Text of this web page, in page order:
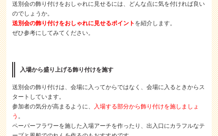
送別会の飾り付けをおしゃれに見せるには、どんな点に気を付ければ良い
のでしょうか。
送別会の飾り付けをおしゃれに見せるポイント を紹介します。
ぜひ参考にしてみてください。
入場から盛り上げる飾り付けを施す
送別会の飾り付けは、会場に入ってからではなく、会場に入るときからス
タートしています。
参加者の気分が高まるように、
入場する部分から飾り付けを施しましょ
う 。
ペーパーフラワーを施した入場アーチを作ったり、出入口にカラフルなテ